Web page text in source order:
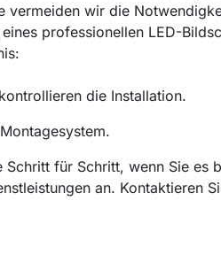
vermeiden wir die
professionellen LED-
die Installation.
für Schritt, wenn Sie es
an. Kontaktieren